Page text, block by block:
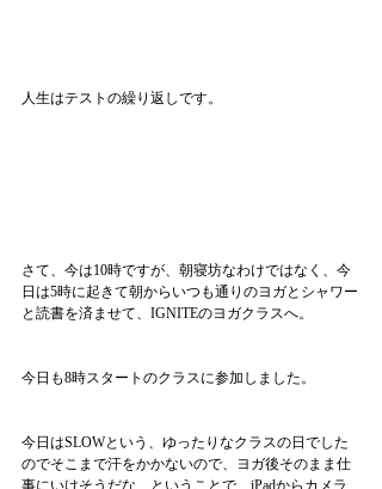
人生はテストの繰り返しです。
さて、今は10時ですが、朝寝坊なわけではなく、今
日は5時に起きて朝からいつも通りのヨガとシャワー
と読書を済ませて、IGNITEのヨガクラスへ。
今日も8時スタートのクラスに参加しました。
今日はSLOWという、ゆったりなクラスの日でした
のでそこまで汗をかかないので、ヨガ後そのまま仕
事にいけそうだな、ということで、iPadからカメラ